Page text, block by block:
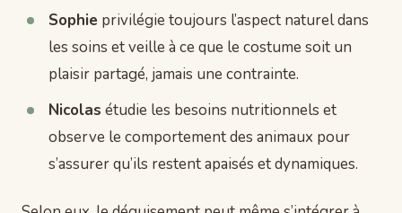
Sophie privilégie toujours l’aspect naturel dans
les soins et veille à ce que le costume soit un
plaisir partagé, jamais une contrainte.
Nicolas étudie les besoins nutritionnels et
observe le comportement des animaux pour
s’assurer qu’ils restent apaisés et dynamiques.